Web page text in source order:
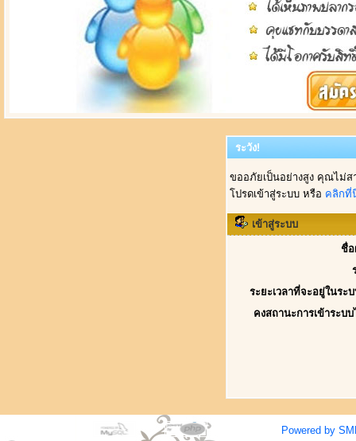
ระวัง!
ขออภัยเป็นอย่างสูง คุณไม่
โปรดเข้าสู่ระบบ หรือ คลิกที่
เข้าสู่ระบบ
ชื่อ
ระยะเวลาที่จะอยู่ในระ
คงสถานะการเข้าระบ
Powered by